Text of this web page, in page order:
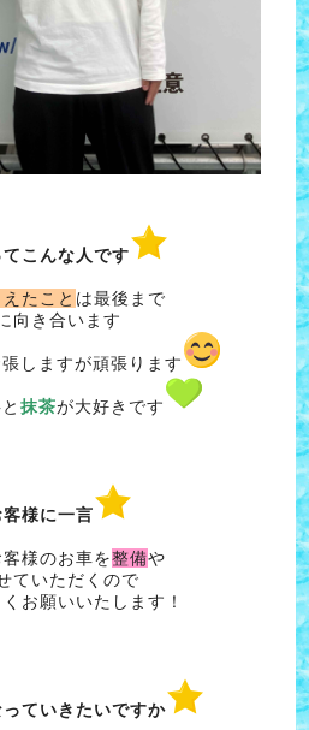
てこんな人です
たこと は最後まで
向き合います
しますが頑張ります
抹茶が大好きです
客様に一言
客様のお車を整備や
ていただくので
お願いいたします！
ていきたいですか